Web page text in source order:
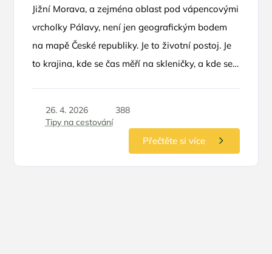
Jižní Morava, a zejména oblast pod vápencovými
vrcholky Pálavy, není jen geografickým bodem
na mapě České republiky. Je to životní postoj. Je
to krajina, kde se čas měří na skleničky, a kde se
koloběhu, není lepší volby než se ubytovat přímo
u zdroje – v penzionech, které jsou přímou
součástí vinných sklípků. Tento zážitek v sobě
26. 4. 2026
388
Tipy na cestování
Přečtěte si více